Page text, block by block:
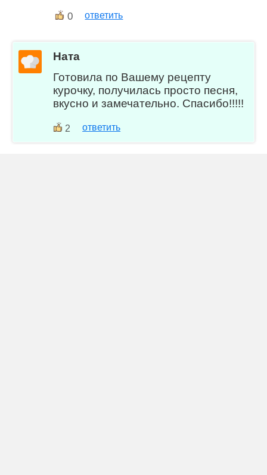
0 ответить
Ната
Готовила по Вашему рецепту
курочку, получилась просто песня,
вкусно и замечательно. Спасибо!!!!!
2 ответить